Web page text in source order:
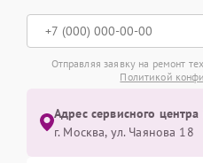
Отправляя заявку на ремонт
Политикой
Адрес сервисного
г. Москва, ул. Чаянова 18